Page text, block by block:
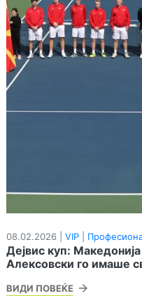
08.02.2026 | VIP
Дејвис куп:
Алексовски го имаше
ВИДИ ПОВЕЌЕ